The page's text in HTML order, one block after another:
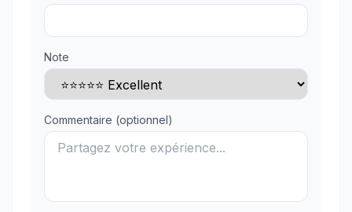
Note
Commentaire (optionnel)